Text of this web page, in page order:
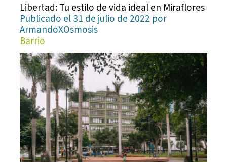
Libertad: Tu estilo de vida ideal en Miraflores
Publicado el 31 de julio de 2022 por
ArmandoXOsmosis
Barrio